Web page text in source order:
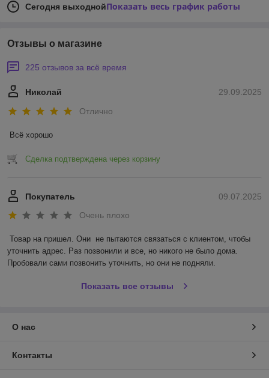
Сегодня выходнойПоказать весь график работы
Отзывы о магазине
225 отзывов за всё время
29.09.2025
Николай
Отлично
Всё хорошо
Сделка подтверждена через корзину
09.07.2025
Покупатель
Очень плохо
Товар на пришел. Они  не пытаются связаться с клиентом, чтобы
уточнить адрес. Раз позвонили и все, но никого не было дома.
Пробовали сами позвонить уточнить, но они не подняли.
Показать все отзывы
О нас
Контакты